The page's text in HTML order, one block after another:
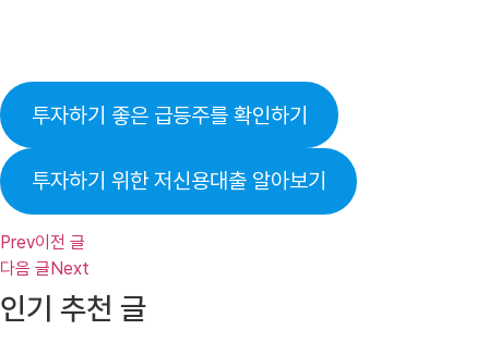
투자하기 좋은 급등주를 확인하기
투자하기 위한 저신용대출 알아보기
Prev이전 글
다음 글Next
인기 추천 글